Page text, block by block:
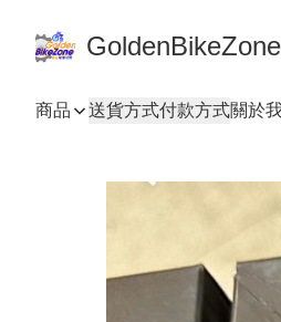
商品 送貨方式付款方式關於